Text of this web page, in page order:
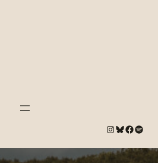
# Bluesky # Spotify